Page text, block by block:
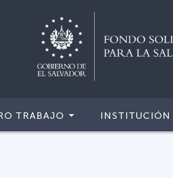
TRABAJO INSTITUCIÓN